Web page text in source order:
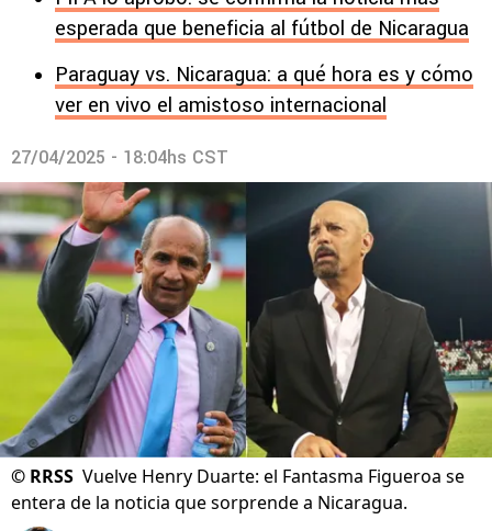
esperada que beneficia al fútbol de Nicaragua
Paraguay vs. Nicaragua: a qué hora es y cómo
ver en vivo el amistoso internacional
27/04/2025 - 18:04hs CST
© RRSS Vuelve Henry Duarte: el Fantasma Figueroa se
entera de la noticia que sorprende a Nicaragua.